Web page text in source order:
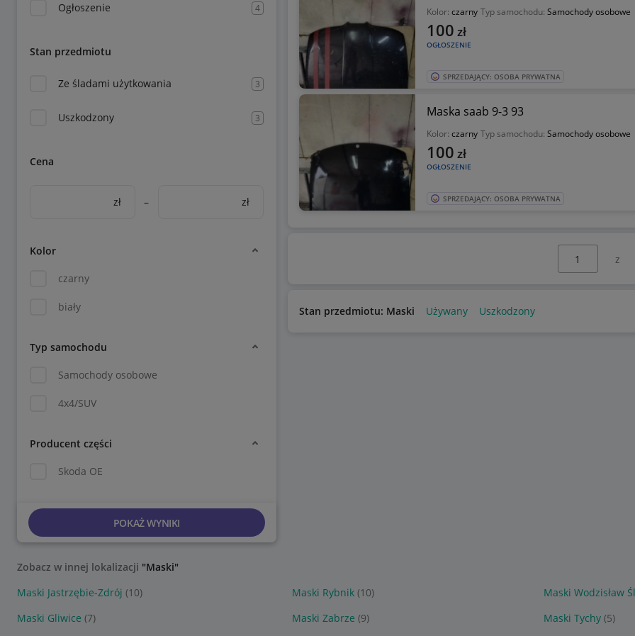
Ogłoszenie 4
Stan przedmiotu
Ze śladami użytkowania 3
Uszkodzony 3
Cena
zł – zł
Kolor
czarny
biały
Typ samochodu
Samochody osobowe
4x4/SUV
Producent części
Skoda OE
POKAŻ WYNIKI
Kolor: czarny Typ samochodu: Samochody osobowe
OGŁOSZENIE
100 zł
SPRZEDAJĄCY: OSOBA PRYWATNA
Maska saab 9-3 93
Kolor: czarny Typ samochodu: Samochody osobowe
OGŁOSZENIE
100 zł
SPRZEDAJĄCY: OSOBA PRYWATNA
z
Stan przedmiotu: Maski Używany Uszkodzony
Zobacz w innej lokalizacji "Maski"
Maski Jastrzębie-Zdrój (10) Maski Rybnik (10) Maski Wodzisław
Maski Gliwice (7) Maski Zabrze (9) Maski Tychy (5)